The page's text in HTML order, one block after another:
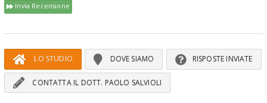
Invia Recensione
LO STUDIO DOVE SIAMO RISPOSTE INVIATE
CONTATTA IL DOTT. PAOLO SALVIOLI